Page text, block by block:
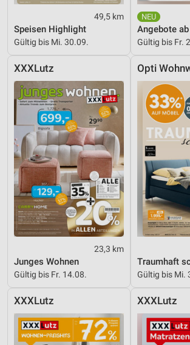
49,5 km
Speisen Highlight
Gültig bis Mi. 30.09.
Angebote
Gültig bis Fr.
XXXLutz
23,3 km
Junges Wohnen
Gültig bis Fr. 14.08.
Opti
Traumhaft
Gültig bis Mi.
XXXLutz XXXLutz